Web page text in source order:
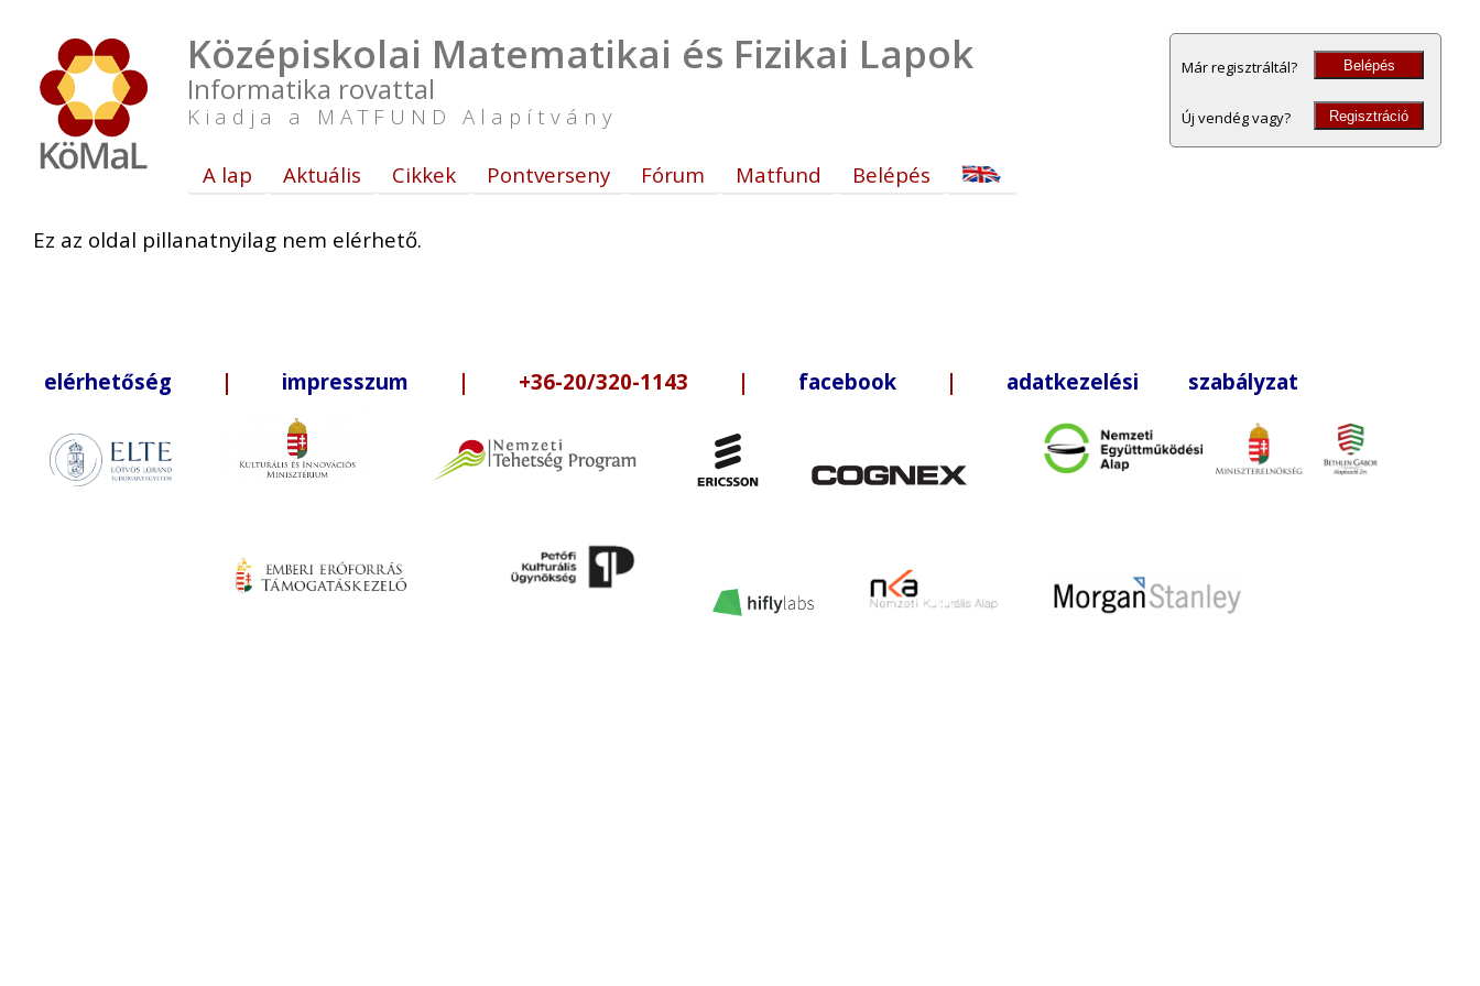
Középiskolai Matematikai és Fizikai Lapok
Informatika rovattal
Kiadja a MATFUND Alapítvány
Már regisztráltál? Belépés
Új vendég vagy? Regisztráció
A lap Aktuális Cikkek Pontverseny Fórum Matfund Belépés
Ez az oldal pillanatnyilag nem elérhető.
elérhetőség | impresszum | +36-20/320-1143 | facebook | adatkezelési szabályzat